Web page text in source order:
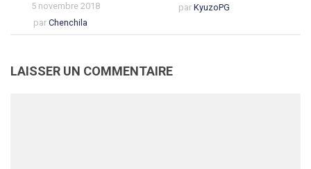
5 novembre 2018
par Chenchila
par KyuzoPG
LAISSER UN COMMENTAIRE